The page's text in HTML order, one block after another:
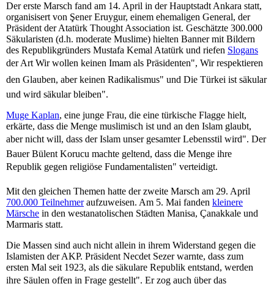
Der erste Marsch fand am 14. April in der Hauptstadt Ankara statt,
organisisert von Şener Eruygur, einem ehemaligen General, der
Präsident der Atatürk Thought Association ist. Geschätzte 300.000
Säkularisten (d.h. moderate Muslime) hielten Banner mit Bildern
des Republikgründers Mustafa Kemal Atatürk und riefen Slogans
der Art Wir wollen keinen Imam als Präsidenten", Wir respektieren
den Glauben, aber keinen Radikalismus" und Die Türkei ist säkular
und wird säkular bleiben".
Muge Kaplan, eine junge Frau, die eine türkische Flagge hielt,
erkärte, dass die Menge muslimisch ist und an den Islam glaubt,
aber nicht will, dass der Islam unser gesamter Lebensstil wird". Der
Bauer Bülent Korucu machte geltend, dass die Menge ihre
Republik gegen religiöse Fundamentalisten" verteidigt.
Mit den gleichen Themen hatte der zweite Marsch am 29. April
700.000 Teilnehmeraufzuweisen. Am 5. Mai fanden kleinere
Märsche in den westanatolischen Städten Manisa, Çanakkale und
Marmaris statt.
Die Massen sind auch nicht allein in ihrem Widerstand gegen die
Islamisten der AKP. Präsident Necdet Sezer warnte, dass zum
ersten Mal seit 1923, als die säkulare Republik entstand, werden
ihre Säulen offen in Frage gestellt". Er zog auch über das